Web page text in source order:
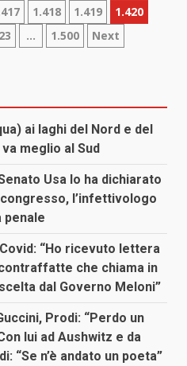
1.418 1.419
1.420
… 1.500 Next
ai laghi del Nord e del
meglio al Sud
Usa lo ha dichiarato
l’infettivologo
penale
“Ho ricevuto lettera
che chiama in
dal Governo Meloni”
Prodi: “Perdo un
lui ad Aushwitz e da
“Se n’è andato un poeta”